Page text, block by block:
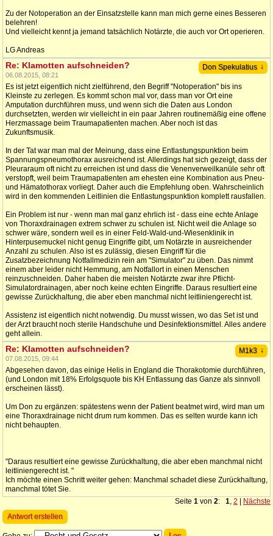
Zu der Notoperation an der Einsatzstelle kann man mich gerne eines Besseren
belehren!
Und vielleicht kennt ja jemand tatsächlich Notärzte, die auch vor Ort operieren.
LG Andreas
Don Spekulatius ↓
Re: Klamotten aufschneiden?
06.08.2015, 08:21
Es ist jetzt eigentlich nicht zielführend, den Begriff "Notoperation" bis ins
Kleinste zu zerlegen. Es kommt schon mal vor, dass man vor Ort eine
Amputation durchführen muss, und wenn sich die Daten aus London
durchsetzten, werden wir vielleicht in ein paar Jahren routinemäßig eine offene
Herzmassage beim Traumapatienten machen. Aber noch ist das
Zukunftsmusik.
In der Tat war man mal der Meinung, dass eine Entlastungspunktion beim
Spannungspneumothorax ausreichend ist. Allerdings hat sich gezeigt, dass der
Pleuraraum oft nicht zu erreichen ist und dass die Venenverweilkanüle sehr oft
verstopft, weil beim Traumapatienten am ehesten eine Kombination aus Pneu-
und Hämatothorax vorliegt. Daher auch die Empfehlung oben. Wahrscheinlich
wird in den kommenden Leitlinien die Entlastungspunktion komplett rausfallen.
Ein Problem ist nur - wenn man mal ganz ehrlich ist - dass eine echte Anlage
von Thoraxdrainagen extrem schwer zu schulen ist. Nicht weil die Anlage so
schwer wäre, sondern weil es in einer Feld-Wald-und-Wiesenklinik in
Hinterpusemuckel nicht genug Eingriffe gibt, um Notärzte in ausreichender
Anzahl zu schulen. Also ist es zulässig, diesen Eingriff für die
Zusatzbezeichnung Notfallmedizin rein am "Simulator" zu üben. Das nimmt
einem aber leider nicht Hemmung, am Notfallort in einen Menschen
reinzuschneiden. Daher haben die meisten Notärzte zwar ihre Pflicht-
Simulatordrainagen, aber noch keine echten Eingriffe. Daraus resultiert eine
gewisse Zurückhaltung, die aber eben manchmal nicht leitliniengerecht ist.
Assistenz ist eigentlich nicht notwendig. Du musst wissen, wo das Set ist und
der Arzt braucht noch sterile Handschuhe und Desinfektionsmittel. Alles andere
geht allein.
M1k3 ↓
Re: Klamotten aufschneiden?
07.08.2015, 09:44
Abgesehen davon, das einige Helis in England die Thorakotomie durchführen,
(und London mit 18% Erfolgsquote bis KH Entlassung das Ganze als sinnvoll
erscheinen lässt).
Um Don zu ergänzen: spätestens wenn der Patient beatmet wird, wird man um
eine Thoraxdrainage nicht drum rum kommen. Das es selten wurde kann ich
nicht behaupten.
"Daraus resultiert eine gewisse Zurückhaltung, die aber eben manchmal nicht
leitliniengerecht ist. "
Ich möchte einen Schritt weiter gehen: Manchmal schadet diese Zurückhaltung,
manchmal tötet Sie.
Seite 1 von 2: 1, 2
Nächste
Antwort erstellen